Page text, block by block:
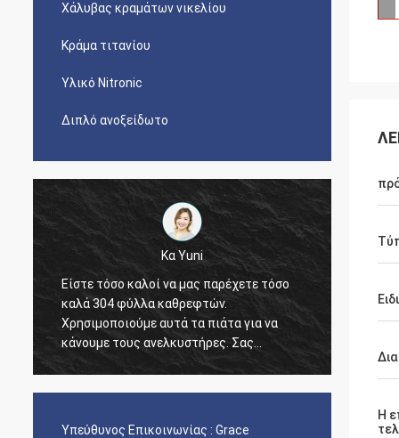
Χάλυβας κραμάτων νικελίου
Κράμα τιτανίου
Υλικό Nitronic
Διπλό ανοξείδωτο
Κα Yuni
Είστε τόσο καλοί να μας παρέχετε τόσο
καλά 304 φύλλα καθρεφτών.
Χρησιμοποιούμε αυτά τα πιάτα για να
κάνουμε τους ανελκυστήρες. Σας
ευχαριστούμε!
The
nice
Υπεύθυνος Επικοινωνίας : Grace
Η